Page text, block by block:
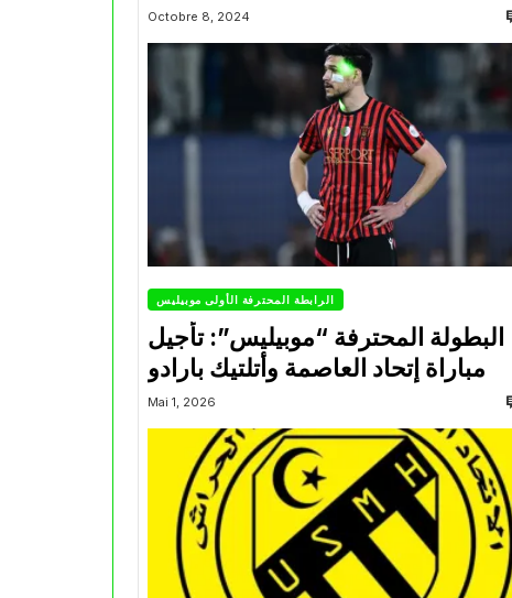
Octobre 8, 2024
الرابطة المحترفة الأولى موبيليس
البطولة المحترفة “موبيليس”: تأجيل
مباراة إتحاد العاصمة وأتلتيك بارادو
Mai 1, 2026